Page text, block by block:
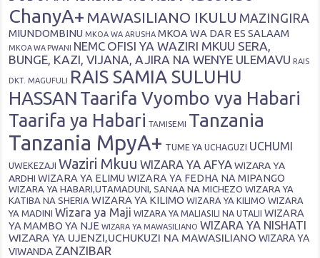
ChanyA+ MAWASILIANO IKULU MAZINGIRA
MIUNDOMBINU MKOA WA ARUSHA MKOA WA DAR ES SALAAM
MKOA WA PWANI NEMC OFISI YA WAZIRI MKUU SERA,
BUNGE, KAZI, VIJANA, AJIRA NA WENYE ULEMAVU RAIS
DKT. MAGUFULI RAIS SAMIA SULUHU
HASSAN Taarifa Vyombo vya Habari
Taarifa ya Habari TAMISEMI Tanzania
Tanzania MpyA+ TUME YA UCHAGUZI UCHUMI
UWEKEZAJI Waziri Mkuu WIZARA YA AFYA WIZARA YA
ARDHI WIZARA YA ELIMU WIZARA YA FEDHA NA MIPANGO
WIZARA YA HABARI,UTAMADUNI, SANAA NA MICHEZO WIZARA YA
KATIBA NA SHERIA WIZARA YA KILIMO WIZARA YA KILIMO WIZARA
YA MADINI Wizara ya Maji WIZARA YA MALIASILI NA UTALII WIZARA
YA MAMBO YA NJE WIZARA YA MAWASILIANO WIZARA YA NISHATI
WIZARA YA UJENZI,UCHUKUZI NA MAWASILIANO WIZARA YA
VIWANDA ZANZIBAR